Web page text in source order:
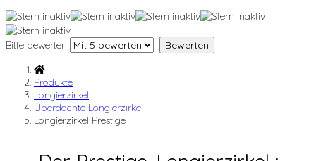
Bitte bewerten
Produkte
Longierzirkel
Überdachte Longierzirkel
Longierzirkel Prestige